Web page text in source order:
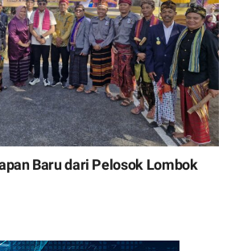
Baru dari Pelosok Lombok